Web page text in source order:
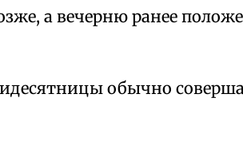
а вечерню ранее
обычно